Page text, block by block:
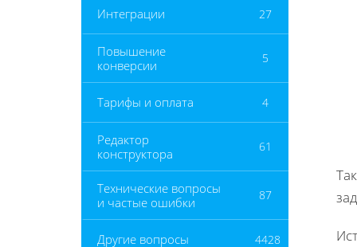
Интеграции 27
Повышение
конверсии
5
Тарифы и оплата 4
Редактор
конструктора
61
Технические вопросы
и частые ошибки
87
Другие вопросы 4428